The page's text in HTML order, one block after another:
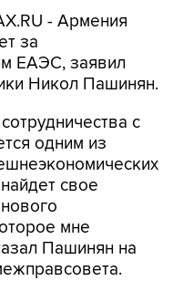
- Армения
за
ЕАЭС, заявил
Никол Пашинян.
с
одним из
свое
мне
Пашинян на